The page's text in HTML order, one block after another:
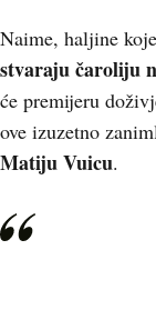
Naime, haljine
stvaraju čaroliju
će premijeru
ove izuzetno
Matiju Vuicu.